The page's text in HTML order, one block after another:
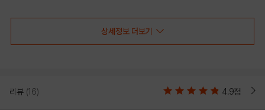
상세정보 더보기
리뷰 (16) 4.9점